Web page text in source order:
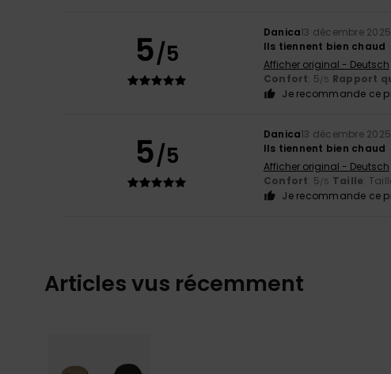
5/5
Danica13 décembre 2025
Ils tiennent bien chaud
Afficher original - Deutsch
Confort: 5/5 Rapport
Je recommande ce
5/5
Danica13 décembre 2025
Ils tiennent bien chaud
Afficher original - Deutsch
Confort: 5/5 Taille:
Je recommande ce
Articles vus récemment